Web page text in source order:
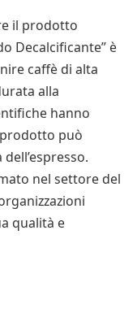
il prodotto
Decalcificante” è
caffè di alta
alla
hanno
può
nel settore del
qualità e